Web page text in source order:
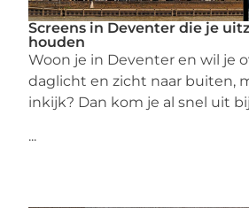
Screens in Deventer die je
houden
Woon je in Deventer en wil je
daglicht en zicht naar buiten,
inkijk? Dan kom je al snel uit
...